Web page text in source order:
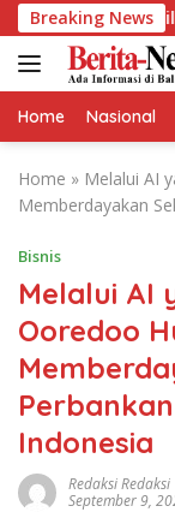
Skip
to
content
Breaking News
Miliar, Setor
Home Nasional
Home » Melalui AI
Memberdayakan
Bisnis
Melalui AI
Ooredoo
Indonesia
Redaksi Redaksi
September 9,